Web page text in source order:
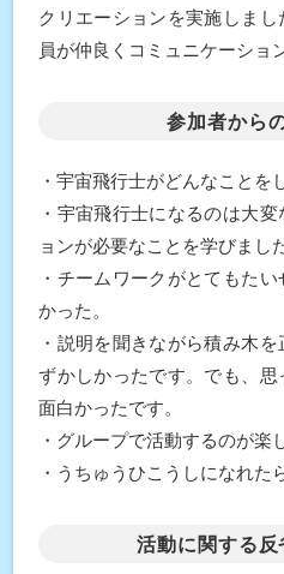
クリエーションを実施しま
員が仲良くコミュニケーショ
参加者から
・宇宙飛行士がどんなことを
・宇宙飛行士になるのは大
ョンが必要なことを学びまし
・チームワークがとてもた
かった。
・説明を聞きながら積み木
ずかしかったです。でも、思
面白かったです。
・グループで活動するのが楽
・うちゅうひこうしになれた
活動に関する反